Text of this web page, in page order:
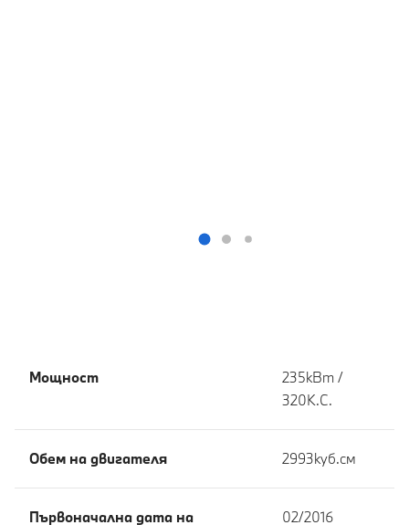
Мощност
235кВт /
320К.С.
Обем на двигателя 2993куб.cм
Първоначална дата на
02/2016